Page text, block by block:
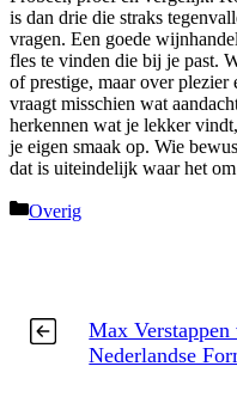
is dan drie die straks
vragen. Een goede
fles te vinden die bij je past.
of prestige, maar over plezier
vraagt misschien wat
herkennen wat je lekker
je eigen smaak op. Wie
dat is uiteindelijk waar het
Categorieën
Overig
Max
Nederlandse